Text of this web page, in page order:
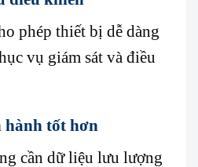
phép thiết bị dễ dàng
vụ giám sát và điều
tốt hơn
cần dữ liệu lưu lượng